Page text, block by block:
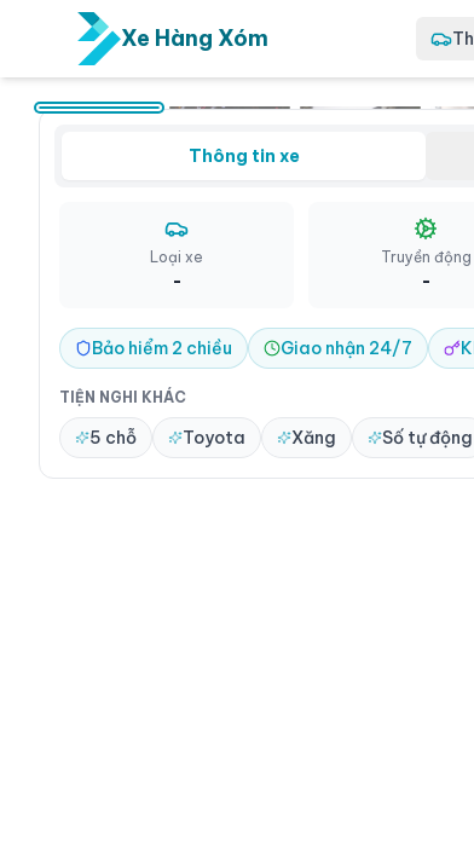
Xe Hàng Xóm
Giới thiệu
Thông tin xe
Loại xe
-
Truyền động
-
Bảo hiểm 2 chiều Giao nhận 24/7
TIỆN NGHI KHÁC
5 chỗ Toyota Xăng Số tự động